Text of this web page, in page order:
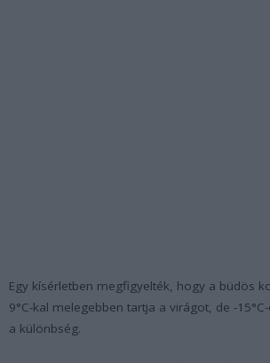
Egy kísérletben megfigyelték, hogy a büdös
9°C-kal melegebben tartja a virágot, de -
a különbség.